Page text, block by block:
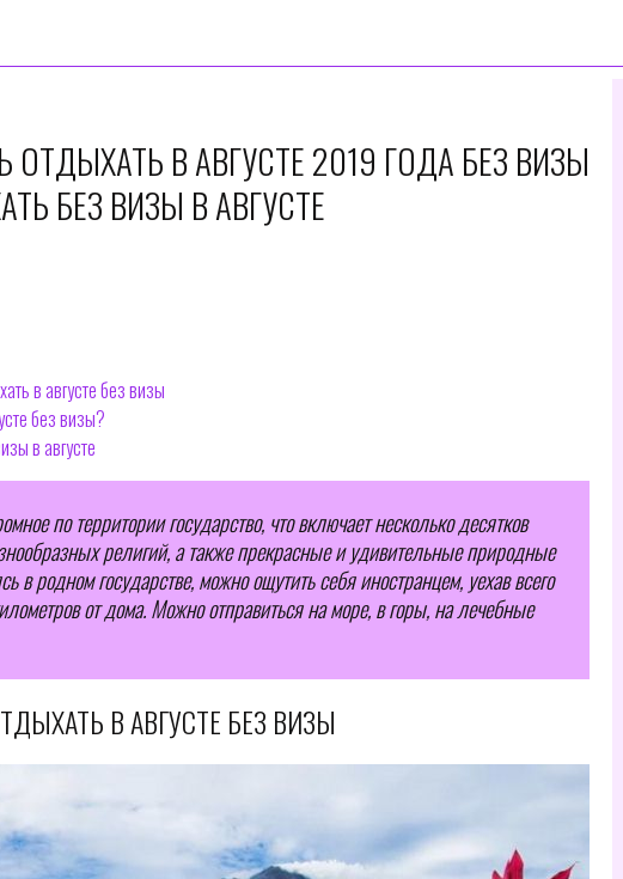
ОТДЫХАТЬ В АВГУСТЕ 2019 ГОДА БЕЗ ВИЗЫ
БЕЗ ВИЗЫ В АВГУСТЕ
в августе без визы
без визы?
в августе
по территории государство, что включает несколько десятков
религий, а также прекрасные и удивительные природные
в родном государстве, можно ощутить себя иностранцем, уехав всего
от дома. Можно отправиться на море, в горы, на лечебные
В АВГУСТЕ БЕЗ ВИЗЫ